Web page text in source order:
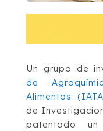
Un grupo de
de
Alimentos
de
patentado